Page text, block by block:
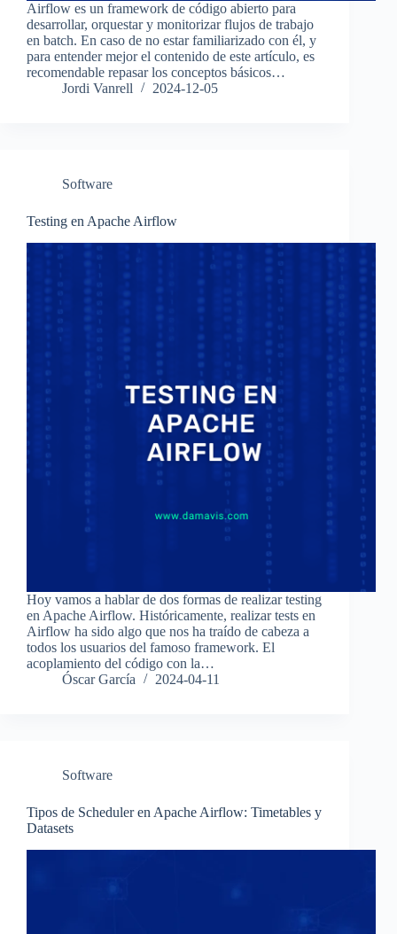
Airflow es un framework de código abierto para
desarrollar, orquestar y monitorizar flujos de trabajo
en batch. En caso de no estar familiarizado con él, y
para entender mejor el contenido de este artículo, es
recomendable repasar los conceptos básicos…
Jordi Vanrell
2024-12-05
Software
Testing en Apache Airflow
Hoy vamos a hablar de dos formas de realizar testing
en Apache Airflow. Históricamente, realizar tests en
Airflow ha sido algo que nos ha traído de cabeza a
todos los usuarios del famoso framework. El
acoplamiento del código con la…
Óscar García
2024-04-11
Software
Tipos de Scheduler en Apache Airflow: Timetables y
Datasets